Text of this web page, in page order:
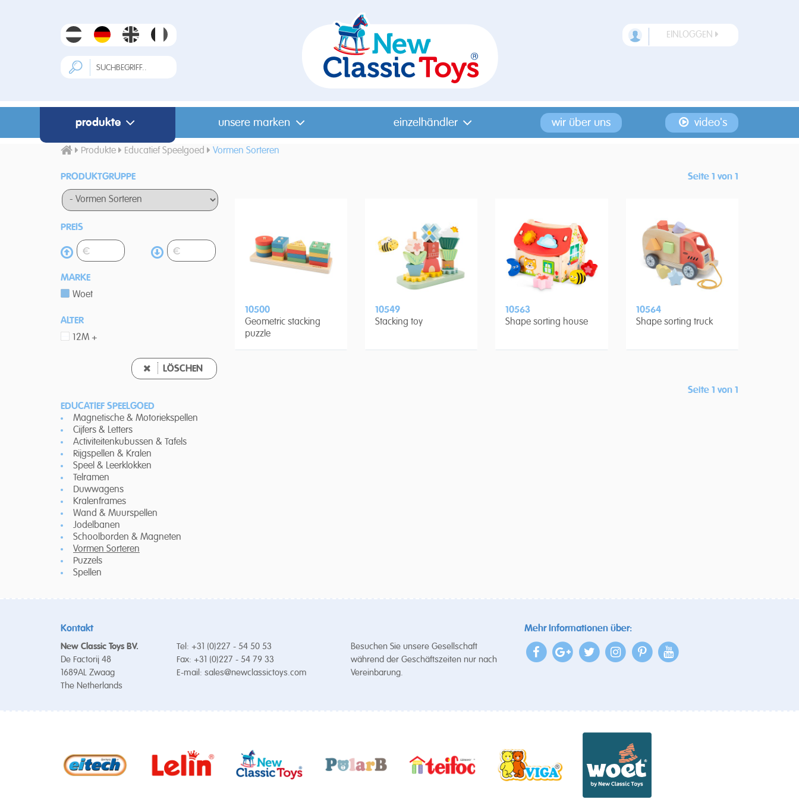
EINLOGGEN
produkte unsere marken einzelhändler wir über uns video's
Produkte Educatief Speelgoed Vormen Sorteren
PRODUKTGRUPPE
PREIS
MARKE
Woet
ALTER
12M +
LÖSCHEN
EDUCATIEF SPEELGOED
Magnetische & Motoriekspellen
Cijfers & Letters
Activiteitenkubussen & Tafels
Rijgspellen & Kralen
Speel & Leerklokken
Telramen
Duwwagens
Kralenframes
Wand & Muurspellen
Jodelbanen
Schoolborden & Magneten
Vormen Sorteren
Puzzels
Spellen
Seite 1 von 1
10500
Geometric stacking
puzzle
10549
Stacking toy
10563
Shape sorting house
10564
Shape sorting truck
Seite 1 von 1
Kontakt
New Classic Toys BV.
De Factorij 48
1689AL Zwaag
The Netherlands
Tel: +31 (0)227 - 54 50 53
Fax: +31 (0)227 - 54 79 33
E-mail: sales@newclassictoys.com
Besuchen Sie unsere Gesellschaft
während der Geschäftszeiten nur nach
Vereinbarung.
Mehr Informationen über: